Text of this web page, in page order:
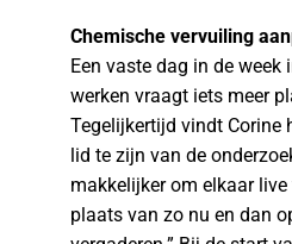
Chemische vervuiling
Een vaste dag in de week
werken vraagt iets meer
Tegelijkertijd vindt Corine
lid te zijn van de
makkelijker om elkaar
plaats van zo nu en dan